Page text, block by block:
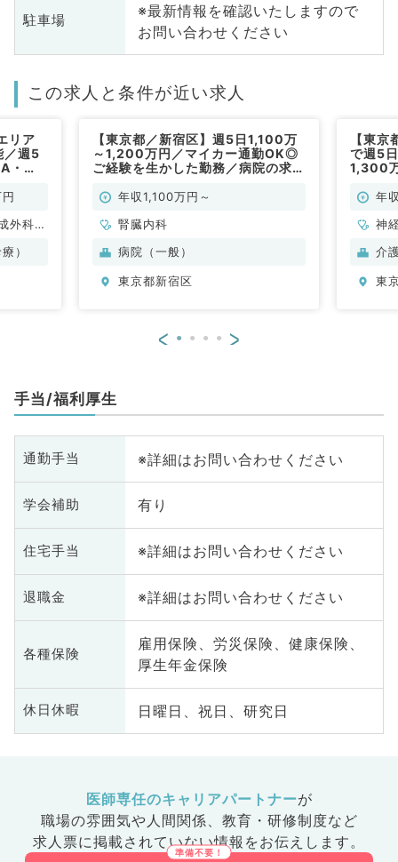
駐車場
※最新情報を確認いたしますので
お問い合わせください
この求人と条件が近い求人
リア
／週5
・
クリ
外科、
心臓血
）
【東京都／新宿区】週5日1,100万
～1,200万円／マイカー通勤OK◎
ご経験を生かした勤務／病院の求人
年収1,100万円～
腎臓内科
病院（一般）
東京都新宿区
【東
で週5
1,300
年
神
科
内
介
東
< >
手当/福利厚生
通勤手当 ※詳細はお問い合わせください
学会補助 有り
住宅手当 ※詳細はお問い合わせください
退職金 ※詳細はお問い合わせください
各種保険
雇用保険、労災保険、健康保険、
厚生年金保険
休日休暇 日曜日、祝日、研究日
医師専任のキャリアパートナーが
職場の雰囲気や人間関係、 教育・研修制度など
求人票に掲載されていない情報をお伝えします。